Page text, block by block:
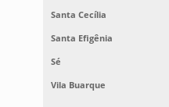
Santa Cecília
Santa Efigênia
Sé
Vila Buarque